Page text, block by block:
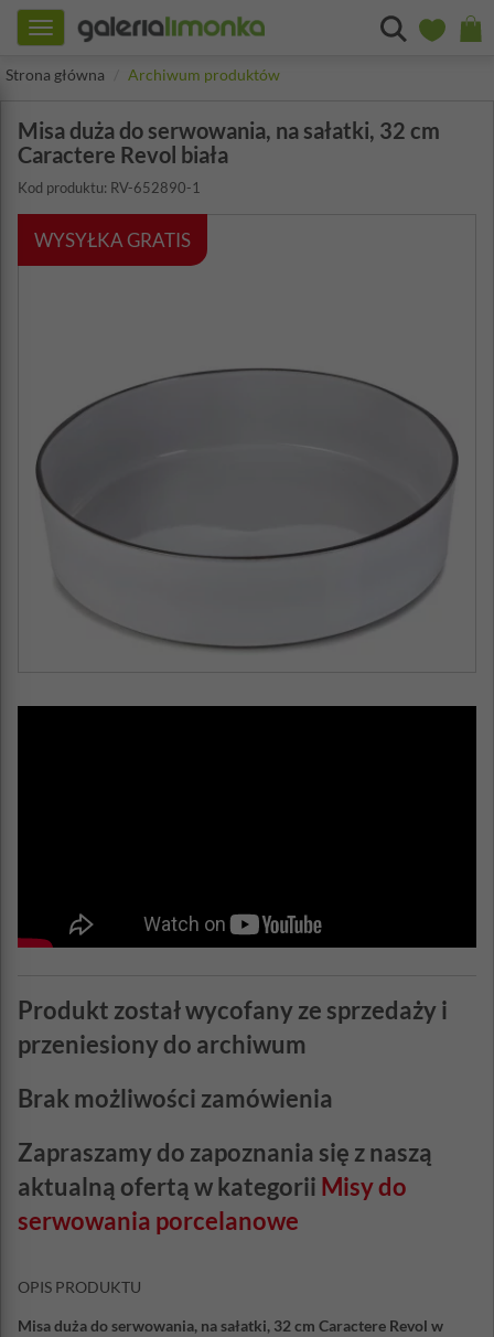
Toggle
navigation
Strona główna
Archiwum produktów
Misa duża do serwowania, na sałatki, 32 cm
Caractere Revol biała
Kod produktu: RV-652890-1
WYSYŁKA GRATIS
Produkt został wycofany ze sprzedaży i
przeniesiony do archiwum
Brak możliwości zamówienia
Zapraszamy do zapoznania się z naszą
aktualną ofertą w kategorii Misy do
serwowania porcelanowe
OPIS PRODUKTU
Misa duża do serwowania, na sałatki, 32 cm Caractere Revol w